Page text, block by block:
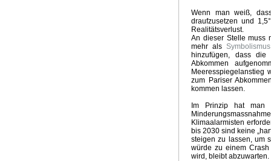
Neuer Klima-Alarm
Industriekonspiration Klimakrieger
Traum Energiewende
Wintervorhersage
Ergebnis
Klimabedrohung CO2
Weltwirtschaft
Klimarepublik Deutschland 2020
Anti Atomrepublik
Überschwemmungen in Australien
2010 Wärmstes
Energiekonzept der
Hart aber Fair Weltuntergang
Wenn man weiß,
draufzusetzen und
Realitätsverlust.
An dieser Stelle muss
mehr als Symbolismus
hinzufügen, dass
Abkommen
Meeresspiegelanstieg
zum Pariser
kommen lassen.
Im Prinzip hat man
Klimaalarmisten
bis 2030 sind keine
steigen zu lassen, um
würde zu einem
wird, bleibt abzuwarten.